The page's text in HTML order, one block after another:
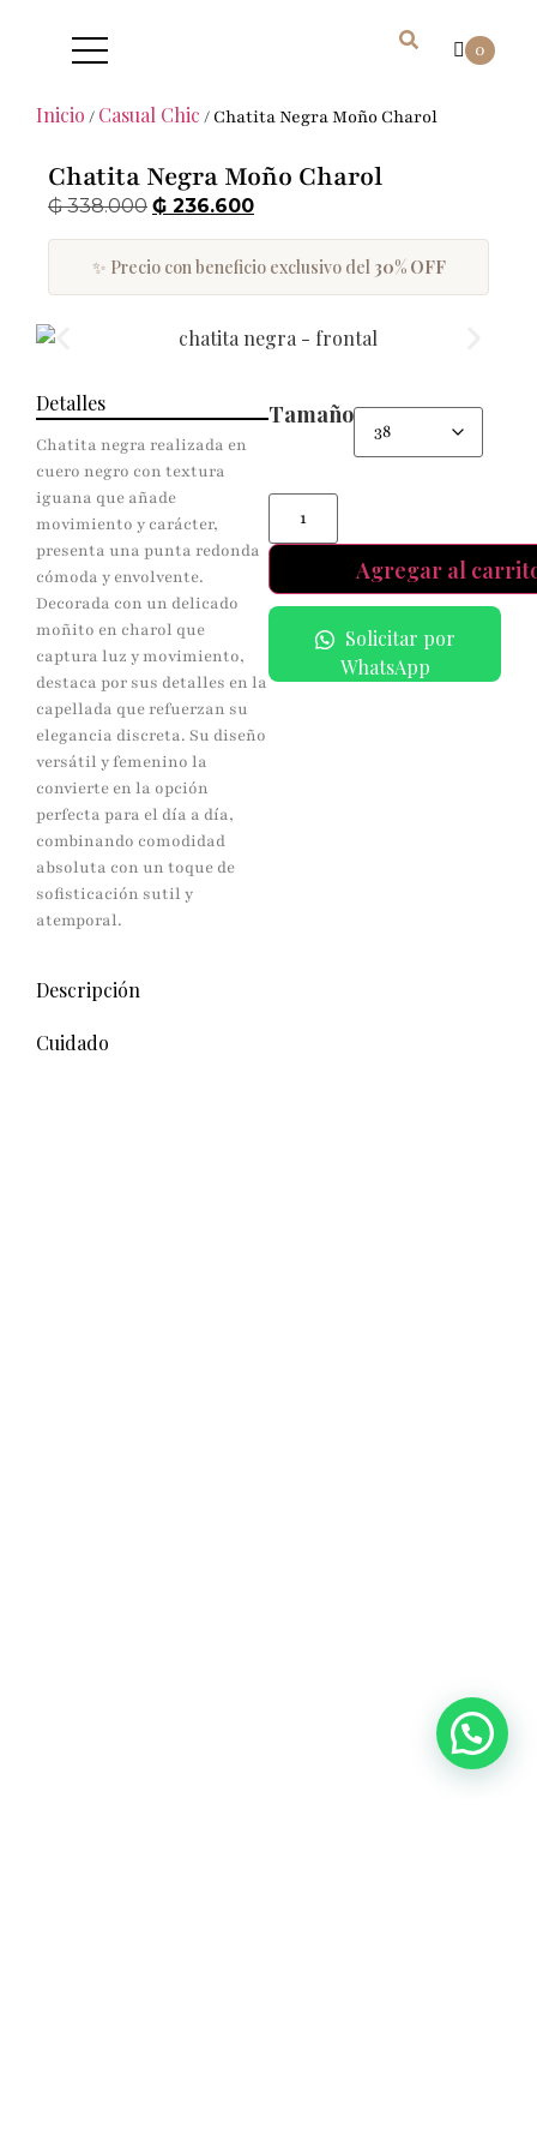
0
Inicio / Casual Chic / Chatita Negra Moño Charol
Chatita Negra Moño Charol
₲338.000 ₲ 236.600
✨ Precio con beneficio exclusivo del 30% OFF
Detalles
Descripción
Cuidado
Chatita negra realizada en
cuero negro con textura
iguana que añade
movimiento y carácter,
presenta una punta redonda
cómoda y envolvente.
Decorada con un delicado
moñito en charol que
captura luz y movimiento,
destaca por sus detalles en la
capellada que refuerzan su
elegancia discreta. Su diseño
versátil y femenino la
convierte en la opción
perfecta para el día a día,
combinando comodidad
absoluta con un toque de
sofisticación sutil y
atemporal.
Tamaño
Agregar al
Solicitar por
WhatsApp